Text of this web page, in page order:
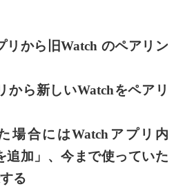
リから旧Watch のペアリン
から新しいWatchをペアリ
場合にはWatchアプリ内
追加」、今まで使っていた
る